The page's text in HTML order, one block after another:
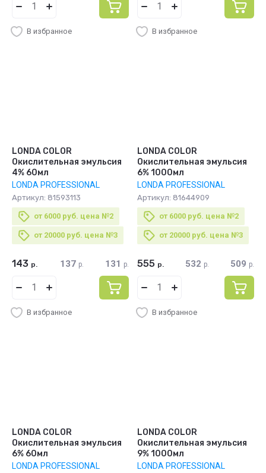
В избранное В избранное
LONDA COLOR
Окислительная эмульсия
4% 60мл
LONDA PROFESSIONAL
Артикул: 81593113
от 6000 руб. цена №2
от 20000 руб. цена №3
143 р. 137 р. 131 р.
В избранное
LONDA COLOR
Окислительная эмульсия
6% 1000мл
LONDA PROFESSIONAL
Артикул: 81644909
от 6000 руб. цена №2
от 20000 руб. цена №3
555 р. 532 р. 509 р.
В избранное
LONDA COLOR
Окислительная эмульсия
6% 60мл
LONDA PROFESSIONAL
LONDA COLOR
Окислительная эмульсия
9% 1000мл
LONDA PROFESSIONAL